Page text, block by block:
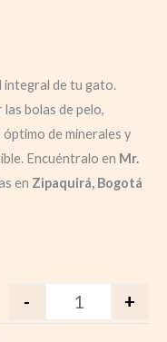
integral de tu gato.
bolas de pelo,
de minerales y
Encuéntralo en Mr.
en Zipaquirá, Bogotá
- +